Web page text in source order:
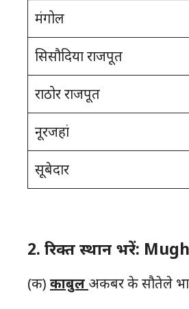
मंगोल
सिसौदिया राजपूत
राठोर राजपूत
नूरजहां
सूबेदार
2. रिक्त स्थान भरें:
(क) काबुल अकबर के सौतेले